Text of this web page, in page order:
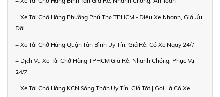
+ Xe Tải Chở Hàng Phường Phú Thọ TPHCM - Điều Xe Nhanh, Giá Ưu
Đãi
+ Xe Tải Chở Hàng Quận Tân Bình Uy Tín, Giá Rẻ, Có Xe Ngay 24/7
+ Dịch Vụ Xe Tải Chở Hàng TPHCM Giá Rẻ, Nhanh Chóng, Phục Vụ
24/7
+ Xe Tải Chở Hàng KCN Sóng Thần Uy Tín, Giá Tốt | Gọi Là Có Xe